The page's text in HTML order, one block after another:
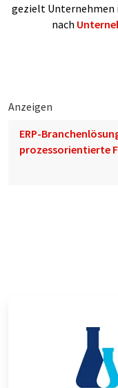
gezielt Unternehmen
nach
Anzeigen
ERP-
prozessorientierte